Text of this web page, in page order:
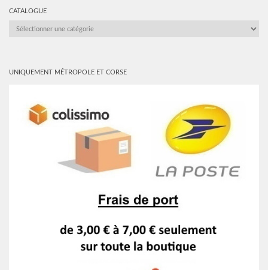
CATALOGUE
CATALOGUE
UNIQUEMENT MÉTROPOLE ET CORSE